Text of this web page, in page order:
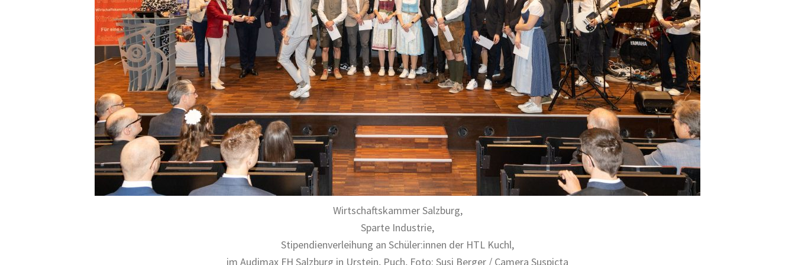
Wirtschaftskammer Salzburg,
Sparte Industrie,
Stipendienverleihung an Schüler:innen der HTL Kuchl,
im Audimax FH Salzburg in Urstein, Puch, Foto: Susi Berger / Camera Suspicta